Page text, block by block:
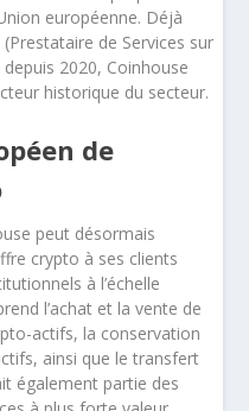
européenne. Déjà
de Services sur
2020, Coinhouse
historique du secteur.
de
peut désormais
crypto à ses clients
à l’échelle
l’achat et la vente de
actifs, la conservation
ainsi que le transfert
également partie des